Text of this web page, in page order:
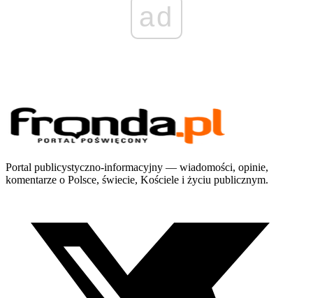
ad
Portal publicystyczno-informacyjny — wiadomości, opinie,
komentarze o Polsce, świecie, Kościele i życiu publicznym.